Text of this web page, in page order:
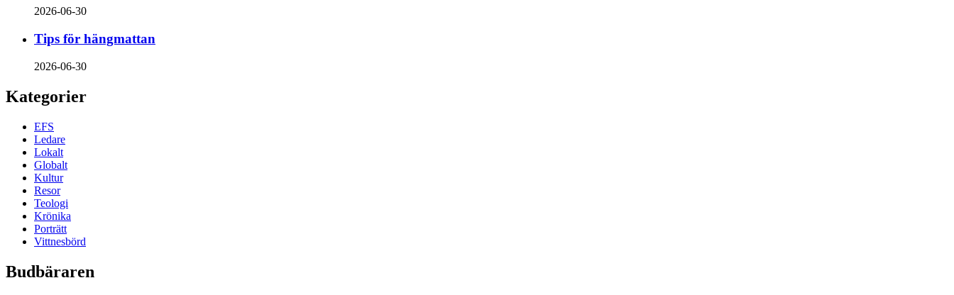
2026-06-30
Tips för hängmattan
2026-06-30
Kategorier
EFS
Ledare
Lokalt
Globalt
Kultur
Resor
Teologi
Krönika
Porträtt
Vittnesbörd
Budbäraren